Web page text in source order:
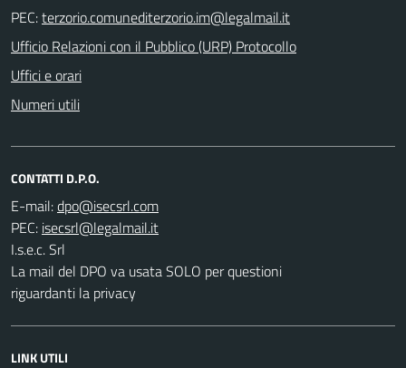
PEC:
Ufficio Relazioni con il Pubblico (URP) Protocollo
Uffici e orari
Numeri utili
CONTATTI D.P.O.
E-mail:
PEC:
I.s.e.c. Srl
La mail del DPO va usata SOLO per questioni
riguardanti la privacy
LINK UTILI